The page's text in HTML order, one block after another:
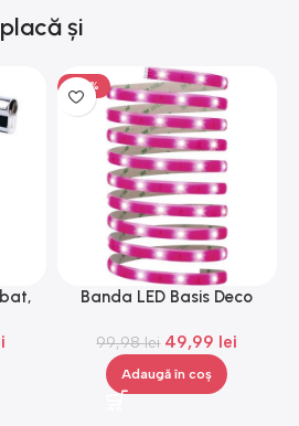
și
-50%
Banda LED Basis Deco
cm
99,98lei 49,99 lei
Adaugă în coș